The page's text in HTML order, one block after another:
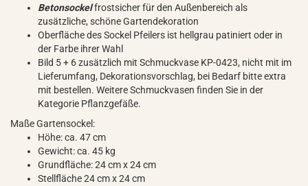
Betonsockelfrostsicher für den Außenbereich als
zusätzliche, schöne Gartendekoration
Oberfläche des Sockel Pfeilers ist hellgrau patiniert oder in
der Farbe ihrer Wahl
Bild 5 + 6 zusätzlich mit Schmuckvase KP-0423, nicht mit im
Lieferumfang, Dekorationsvorschlag, bei Bedarf bitte extra
mit bestellen. Weitere Schmuckvasen finden Sie in der
Kategorie Pflanzgefäße.
Maße Gartensockel:
Höhe: ca. 47 cm
Gewicht: ca. 45 kg
Grundfläche: 24 cm x 24 cm
Stellfläche 24 cm x 24 cm